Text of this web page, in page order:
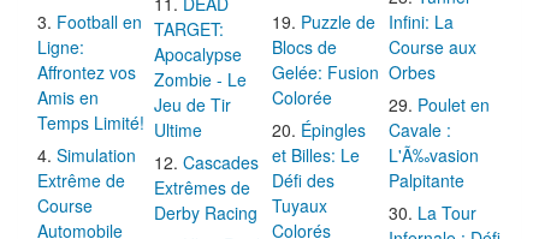
Football en
Ligne:
Affrontez vos
Amis en
Temps Limité!
Simulation
Extrême de
Course
Automobile
TARGET:
Apocalypse
Zombie - Le
Jeu de Tir
Ultime
Cascades
Extrêmes de
Derby Racing
Puzzle de
Blocs de
Gelée: Fusion
Colorée
Épingles
et Billes: Le
Défi des
Tuyaux
Colorés
Infini: La
Course aux
Orbes
Poulet en
Cavale :
L'Ã‰vasion
Palpitante
La Tour